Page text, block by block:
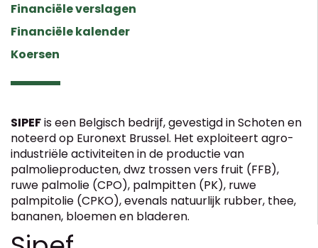
Financiële verslagen
Financiële kalender
Koersen
SIPEFis een Belgisch bedrijf, gevestigd in Schoten en
noteerd op Euronext Brussel. Het exploiteert agro-
industriële activiteiten in de productie van
palmolieproducten, dwz trossen vers fruit (FFB),
ruwe palmolie (CPO), palmpitten (PK), ruwe
palmpitolie (CPKO), evenals natuurlijk rubber, thee,
bananen, bloemen en bladeren.